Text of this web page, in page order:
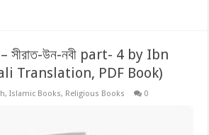
উন-নবী part- 4 by Ibn
Translation, PDF Book)
,Islamic Books, Religious Books 0